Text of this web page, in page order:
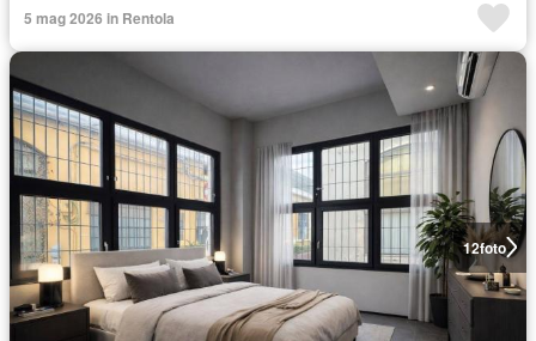
5 mag 2026 in Rentola
12foto